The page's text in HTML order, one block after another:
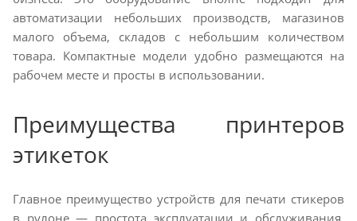
автоматизации небольших производств, магазинов
малого объема, складов с небольшим количеством
товара. Компактные модели удобно размещаются на
рабочем месте и просты в использовании.
Преимущества принтеров
этикеток
Главное преимущество устройств для печати стикеров
в рулоне — простота эксплуатации и обслуживания.